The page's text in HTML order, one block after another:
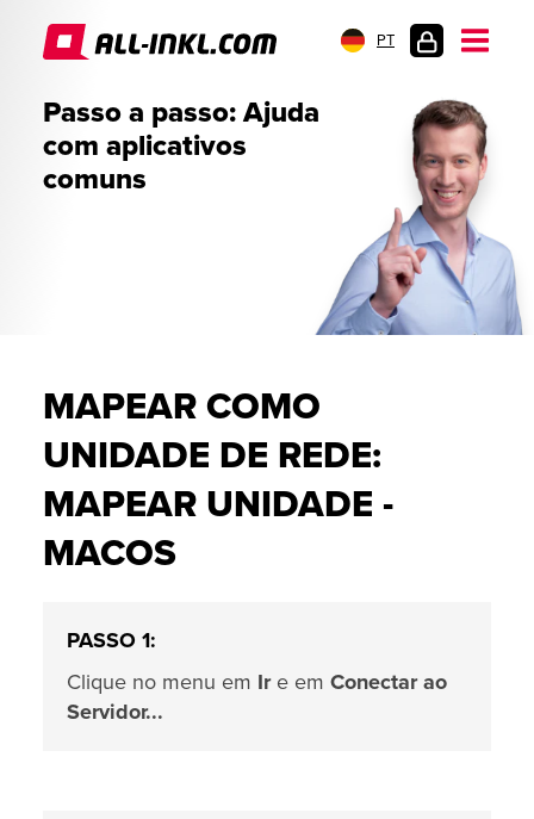
PT
DO
CLIENTE
Passo a passo: Ajuda
com aplicativos
comuns
MAPEAR COMO
UNIDADE DE REDE:
MAPEAR UNIDADE -
MACOS
PASSO 1:
Clique no menu em Ire em Conectar ao
Servidor...